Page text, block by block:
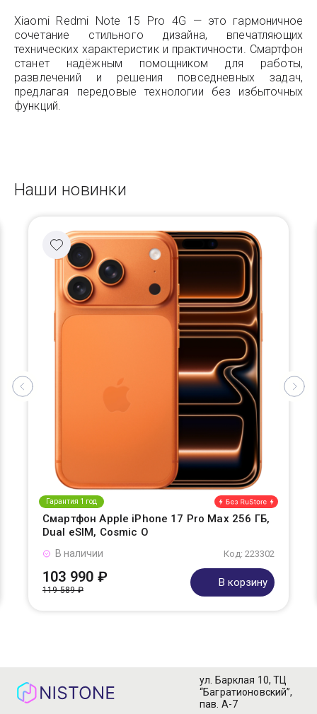
Xiaomi Redmi Note 15 Pro 4G — это гармоничное
сочетание стильного дизайна, впечатляющих
технических характеристик и практичности. Смартфон
станет надёжным помощником для работы,
развлечений и решения повседневных задач,
предлагая передовые технологии без избыточных
функций.
Наши новинки
Гарантия 1 год
Смартфон Apple iPhone 17 Pro Max 256 ГБ,
Dual eSIM, Cosmic O
Код: 223302
В наличии
103 990 ₽
119 589 ₽
В корзину
ул. Барклая 10, ТЦ
“Багратионовский”,
пав. А-7